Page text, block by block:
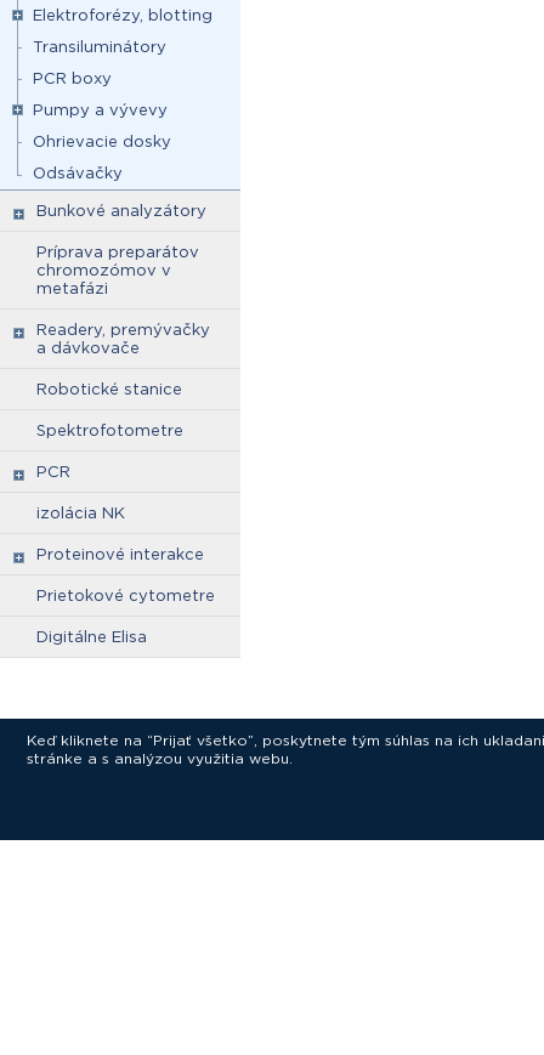
Elektroforézy, blotting
Transiluminátory
PCR boxy
Pumpy a vývevy
Ohrievacie dosky
Odsávačky
Bunkové analyzátory
Príprava preparátov
chromozómov v
metafázi
Readery, premývačky
a dávkovače
Robotické stanice
Spektrofotometre
PCR
izolácia NK
Proteinové interakce
Prietokové cytometre
Digitálne Elisa
Keď kliknete na “Prijať všetko”, poskytnete tým súhlas na ich
stránke a s analýzou využitia webu.